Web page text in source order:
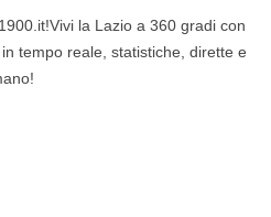
la Lazio a 360 gradi con
tempo reale, statistiche, dirette e